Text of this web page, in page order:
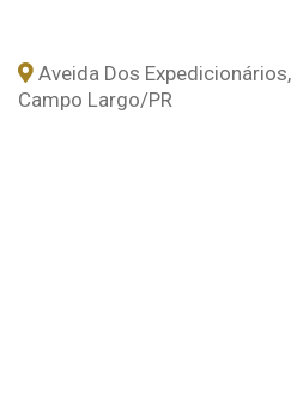
Aveida Dos
Campo Largo/PR